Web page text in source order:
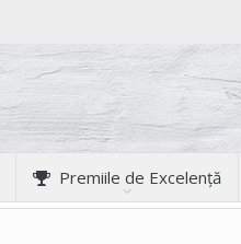
Premiile de Excelență